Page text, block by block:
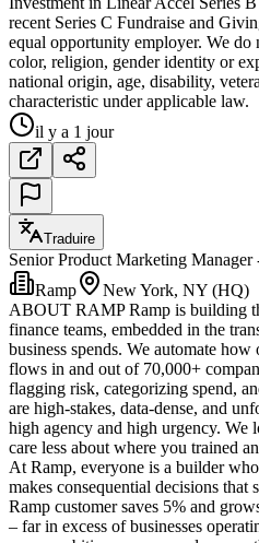
recent Series C Fundraise and
equal opportunity employer. We do
color, religion, gender identity or
national origin, age, disability,
characteristic under applicable law.
il y a 1 jour
Traduire
Senior Product Marketing Manager
Ramp
New York, NY (HQ)
ABOUT RAMP Ramp is building
finance teams, embedded in the
business spends. We automate
flows in and out of 70,000+
flagging risk, categorizing spend,
are high-stakes, data-dense, and
high agency and high urgency. We
care less about where you trained
At Ramp, everyone is a builder
makes consequential decisions that
Ramp customer saves 5% and
– far in excess of businesses